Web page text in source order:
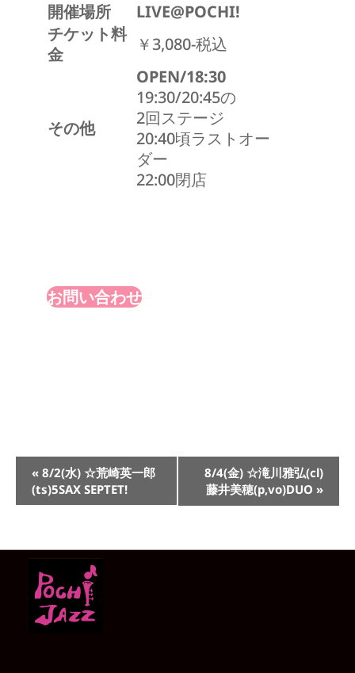
開催場所
LIVE@POCHI!
チケット料
金
￥3,080-税込
その他
OPEN/18:30
19:30/20:45の
2回ステージ
20:40頃ラストオー
ダー
22:00閉店
お問い合わせ
イ
ベ
ン
ビ
ゲ
ー
シ
ョ
« 8/2(水) ☆荒崎英一郎
(ts)5SAX SEPTET!
8/4(金) ☆滝川雅弘(cl)
藤井美穂(p,vo)DUO »